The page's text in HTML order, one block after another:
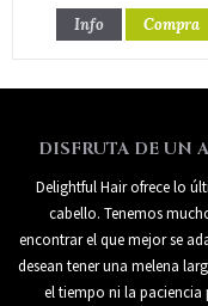
Info Compra
DISFRUTA DE UN
Delightful Hair ofrece lo
cabello. Tenemos
encontrar el que mejor se
desean tener una melena
el tiempo ni la paciencia